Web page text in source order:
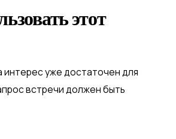
этот
интерес уже достаточен для
встречи должен быть